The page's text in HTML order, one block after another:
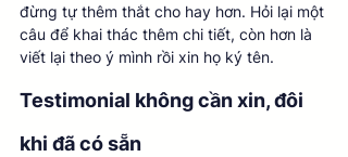
đừng tự thêm thắt cho hay hơn. Hỏi lại một
câu để khai thác thêm chi tiết, còn hơn là
viết lại theo ý mình rồi xin họ ký tên.
Testimonial không cần xin, đôi
khi đã có sẵn